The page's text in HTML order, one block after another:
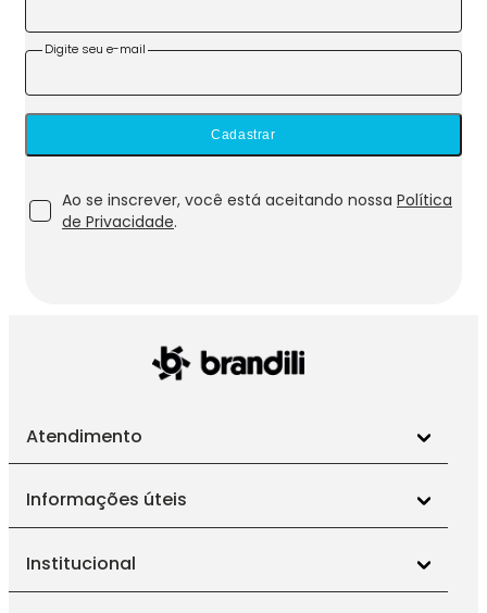
Digite seu e-mail
Cadastrar
Ao se inscrever, você está aceitando nossa Política
de Privacidade.
Atendimento
Informações úteis
Institucional